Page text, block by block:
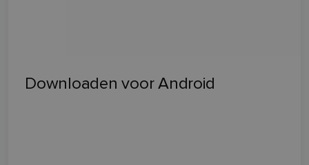
Downloaden voor Android